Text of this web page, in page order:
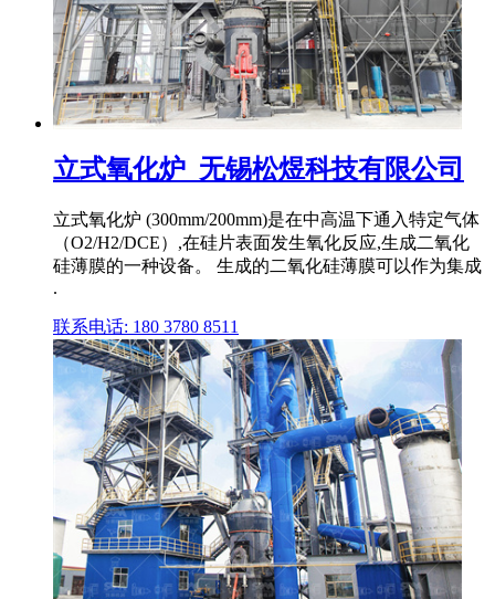
立式氧化炉_无锡松煜科技有限公司
立式氧化炉 (300mm/200mm)是在中高温下通入特定气体
（O2/H2/DCE）,在硅片表面发生氧化反应,生成二氧化
硅薄膜的一种设备。 生成的二氧化硅薄膜可以作为集成
.
联系电话: 180 3780 8511